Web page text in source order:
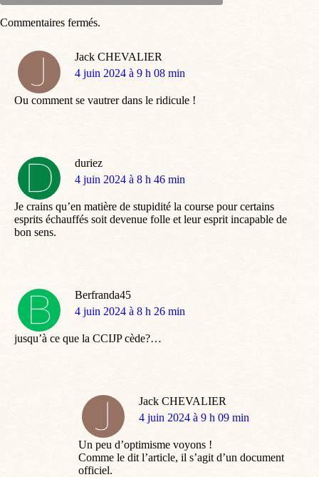
Jack CHEVALIER
dit
4 juin 2024 à 9 h 08 min
Ou comment se vautrer dans le ridicule !
duriez
dit
4 juin 2024 à 8 h 46 min
Je crains qu’en matière de stupidité la course pour certains
esprits échauffés soit devenue folle et leur esprit incapable de
bon sens.
Berfranda45
dit
4 juin 2024 à 8 h 26 min
jusqu’à ce que la CCIJP cède?…
Jack CHEVALIER
dit
4 juin 2024 à 9 h 09 min
Un peu d’optimisme voyons !
Comme le dit l’article, il s’agit d’un document
officiel.
Commentaires fermés.